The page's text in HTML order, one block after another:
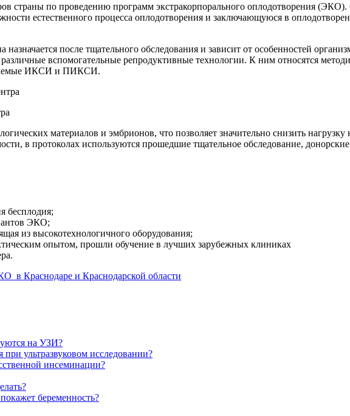
страны по проведению программ экстракорпорального оплодотворения
естественного процесса оплодотворения и заключающуюся в
после тщательного обследования и зависит от особенностей
вспомогательные репродуктивные технологии. К ним относятся
ИКСИ и ПИКСИ.
материалов и эмбрионов, что позволяет значительно снизить
в протоколах используются прошедшие тщательное обследование,
бесплодия;
ЭКО;
из высокотехнологичного оборудования;
опытом, прошли обучение в лучших зарубежных клиниках
в Краснодаре и Краснодарской области
на УЗИ?
ультразвуковом исследовании?
инсеминации?
беременность?